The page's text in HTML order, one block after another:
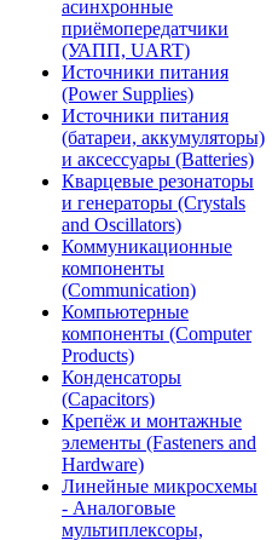
асинхронные
приёмопередатчики
(УАПП, UART)
Источники питания
(Power Supplies)
Источники питания
(батареи, аккумуляторы)
и аксессуары (Batteries)
Кварцевые резонаторы
и генераторы (Crystals
and Oscillators)
Коммуникационные
компоненты
(Communication)
Компьютерные
компоненты (Computer
Products)
Конденсаторы
(Capacitors)
Крепёж и монтажные
элементы (Fasteners and
Hardware)
Линейные микросхемы
- Аналоговые
мультиплексоры,